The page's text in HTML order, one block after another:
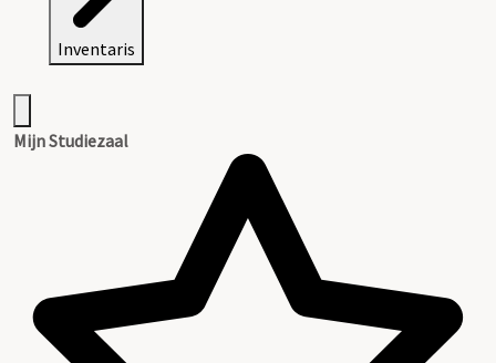
Inventaris
Mijn Studiezaal